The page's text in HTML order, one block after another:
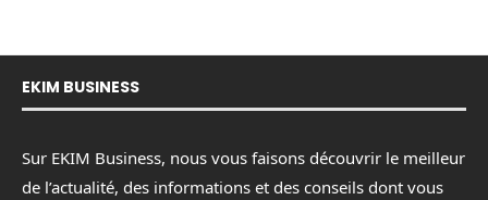
EKIM BUSINESS
Sur EKIM Business, nous vous faisons découvrir le meilleur
de l’actualité, des informations et des conseils dont vous